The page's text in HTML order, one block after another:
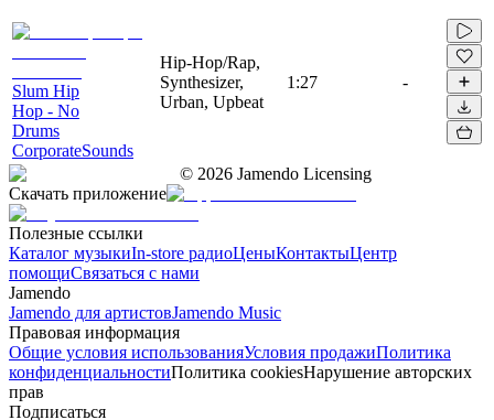
Slum Hip
Hop - No
Drums
CorporateSounds
Hip-Hop/Rap,
Synthesizer,
Urban, Upbeat
1:27 -
© 2026 Jamendo Licensing
Скачать приложение
Полезные ссылки
Каталог музыкиIn-store радиоЦеныКонтактыЦентр
помощиСвязаться с нами
Jamendo
Jamendo для артистовJamendo Music
Правовая информация
Общие условия использованияУсловия продажиПолитика
конфиденциальностиПолитика cookiesНарушение авторских
прав
Подписаться